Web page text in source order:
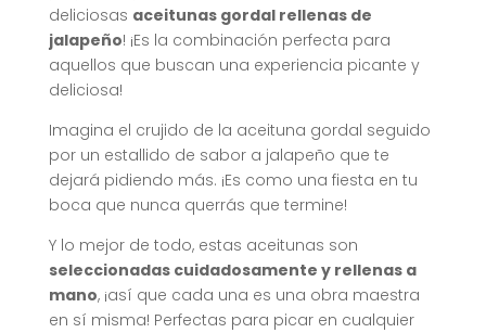
deliciosas aceitunas gordal rellenas de
jalapeño! ¡Es la combinación perfecta para
aquellos que buscan una experiencia picante y
deliciosa!
Imagina el crujido de la aceituna gordal seguido
por un estallido de sabor a jalapeño que te
dejará pidiendo más. ¡Es como una fiesta en tu
boca que nunca querrás que termine!
Y lo mejor de todo, estas aceitunas son
seleccionadas cuidadosamente y rellenas a
mano, ¡así que cada una es una obra maestra
en sí misma! Perfectas para picar en cualquier